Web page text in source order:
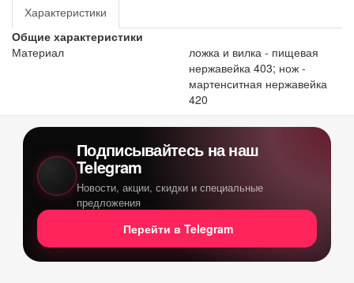
Характеристики
Общие характеристики
Материал
ложка и вилка - пищевая
нержавейка 403; нож -
мартенситная нержавейка
420
Подписывайтесь на наш
Telegram
Новости, акции, скидки и специальные
предложения
Перейти в Telegram